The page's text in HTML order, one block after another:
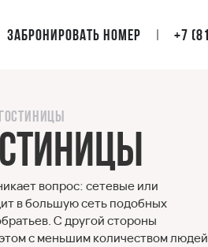
Забронировать номер +7
вопрос: сетевые или
в большую сеть подобных
С другой стороны
с меньшим количеством